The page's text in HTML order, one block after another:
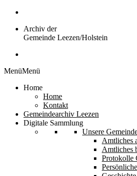
Zum
springenArchiv der
Gemeinde Leezen/Holstein
MenüMenü
Home
Home
Kontakt
Gemeindearchiv Leezen
Digitale Sammlung
Unsere
Amtliches
Amtliches
Protokolle